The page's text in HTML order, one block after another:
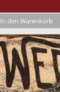
In den Warenkorb